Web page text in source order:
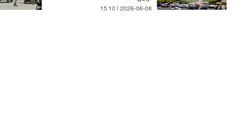
15:10 | 2026-06-08